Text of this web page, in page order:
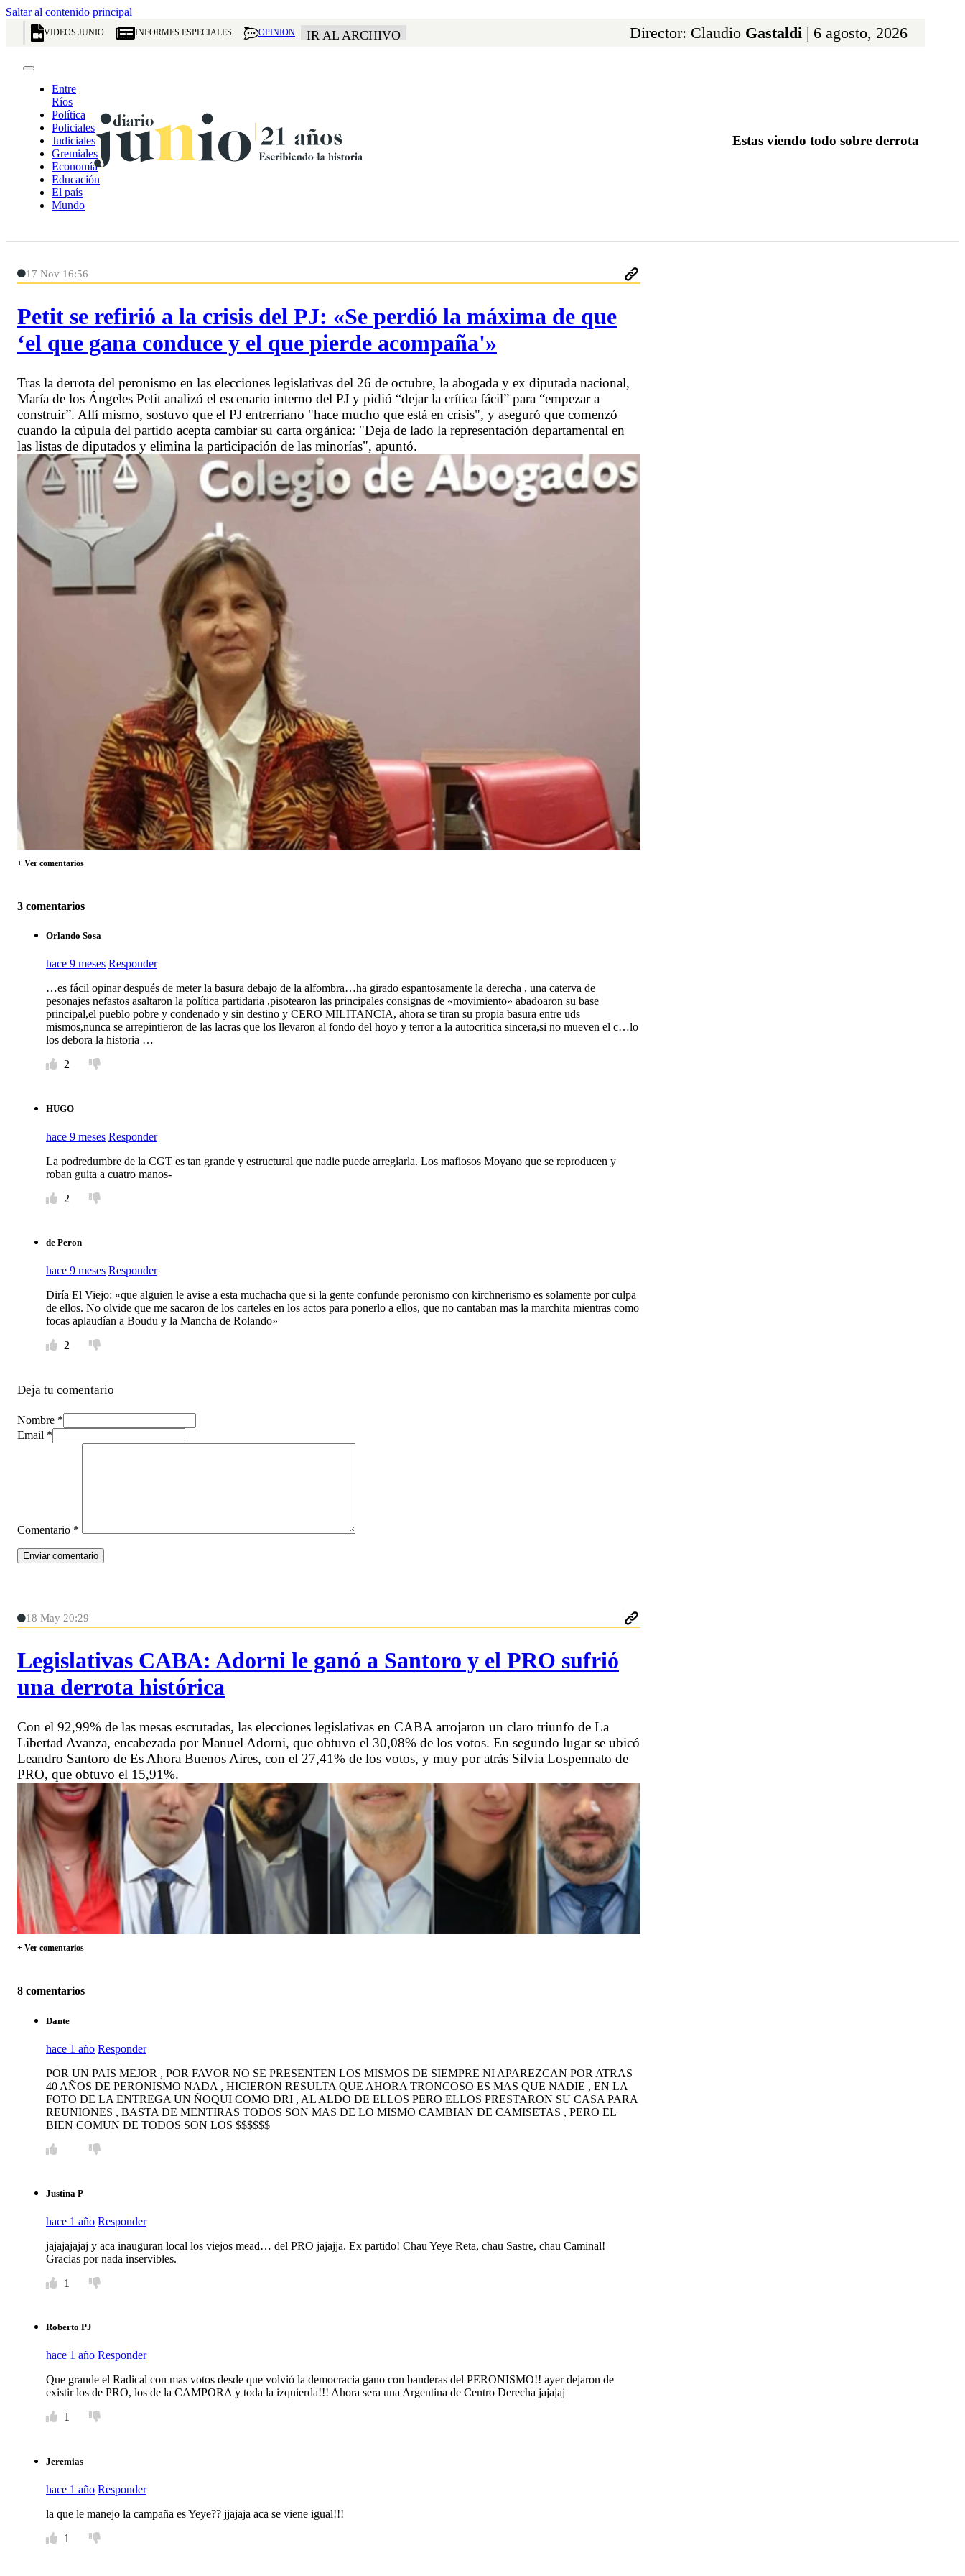
Saltar al contenido principal
VIDEOS JUNIO INFORMES ESPECIALES OPINION IR AL ARCHIVO Director: Claudio Gastaldi | 6 agosto, 2026
Entre
Ríos
Política
Policiales
Judiciales
Gremiales
Economía
Educación
El país
Mundo
Estas viendo todo sobre derrota
17 Nov 16:56
Petit se refirió a la crisis del PJ: «Se perdió la máxima de que
‘el que gana conduce y el que pierde acompaña'»
Tras la derrota del peronismo en las elecciones legislativas del 26 de octubre, la abogada y ex diputada nacional,
María de los Ángeles Petit analizó el escenario interno del PJ y pidió “dejar la crítica fácil” para “empezar a
construir”. Allí mismo, sostuvo que el PJ entrerriano "hace mucho que está en crisis", y aseguró que comenzó
cuando la cúpula del partido acepta cambiar su carta orgánica: "Deja de lado la representación departamental en
las listas de diputados y elimina la participación de las minorías", apuntó.
+ Ver comentarios
3 comentarios
Orlando Sosa
hace 9 meses Responder
…es fácil opinar después de meter la basura debajo de la alfombra…ha girado espantosamente la derecha , una caterva de
pesonajes nefastos asaltaron la política partidaria ,pisotearon las principales consignas de «movimiento» abadoaron su base
principal,el pueblo pobre y condenado y sin destino y CERO MILITANCIA, ahora se tiran su propia basura entre uds
mismos,nunca se arrepintieron de las lacras que los llevaron al fondo del hoyo y terror a la autocritica sincera,si no mueven el c…lo
los debora la historia …
2
HUGO
hace 9 meses Responder
La podredumbre de la CGT es tan grande y estructural que nadie puede arreglarla. Los mafiosos Moyano que se reproducen y
roban guita a cuatro manos-
2
de Peron
hace 9 meses Responder
Diría El Viejo: «que alguien le avise a esta muchacha que si la gente confunde peronismo con kirchnerismo es solamente por culpa
de ellos. No olvide que me sacaron de los carteles en los actos para ponerlo a ellos, que no cantaban mas la marchita mientras como
focas aplaudían a Boudu y la Mancha de Rolando»
2
Deja tu comentario
Nombre *
Email *
Comentario *
18 May 20:29
Legislativas CABA: Adorni le ganó a Santoro y el PRO sufrió
una derrota histórica
Con el 92,99% de las mesas escrutadas, las elecciones legislativas en CABA arrojaron un claro triunfo de La
Libertad Avanza, encabezada por Manuel Adorni, que obtuvo el 30,08% de los votos. En segundo lugar se ubicó
Leandro Santoro de Es Ahora Buenos Aires, con el 27,41% de los votos, y muy por atrás Silvia Lospennato de
PRO, que obtuvo el 15,91%.
+ Ver comentarios
8 comentarios
Dante
hace 1 año Responder
POR UN PAIS MEJOR , POR FAVOR NO SE PRESENTEN LOS MISMOS DE SIEMPRE NI APAREZCAN POR ATRAS
40 AÑOS DE PERONISMO NADA , HICIERON RESULTA QUE AHORA TRONCOSO ES MAS QUE NADIE , EN LA
FOTO DE LA ENTREGA UN ÑOQUI COMO DRI , AL ALDO DE ELLOS PERO ELLOS PRESTARON SU CASA PARA
REUNIONES , BASTA DE MENTIRAS TODOS SON MAS DE LO MISMO CAMBIAN DE CAMISETAS , PERO EL
BIEN COMUN DE TODOS SON LOS $$$$$$
Justina P
hace 1 año Responder
jajajajajaj y aca inauguran local los viejos mead… del PRO jajajja. Ex partido! Chau Yeye Reta, chau Sastre, chau Caminal!
Gracias por nada inservibles.
1
Roberto PJ
hace 1 año Responder
Que grande el Radical con mas votos desde que volvió la democracia gano con banderas del PERONISMO!! ayer dejaron de
existir los de PRO, los de la CAMPORA y toda la izquierda!!! Ahora sera una Argentina de Centro Derecha jajajaj
1
Jeremias
hace 1 año Responder
la que le manejo la campaña es Yeye?? jjajaja aca se viene igual!!!
1